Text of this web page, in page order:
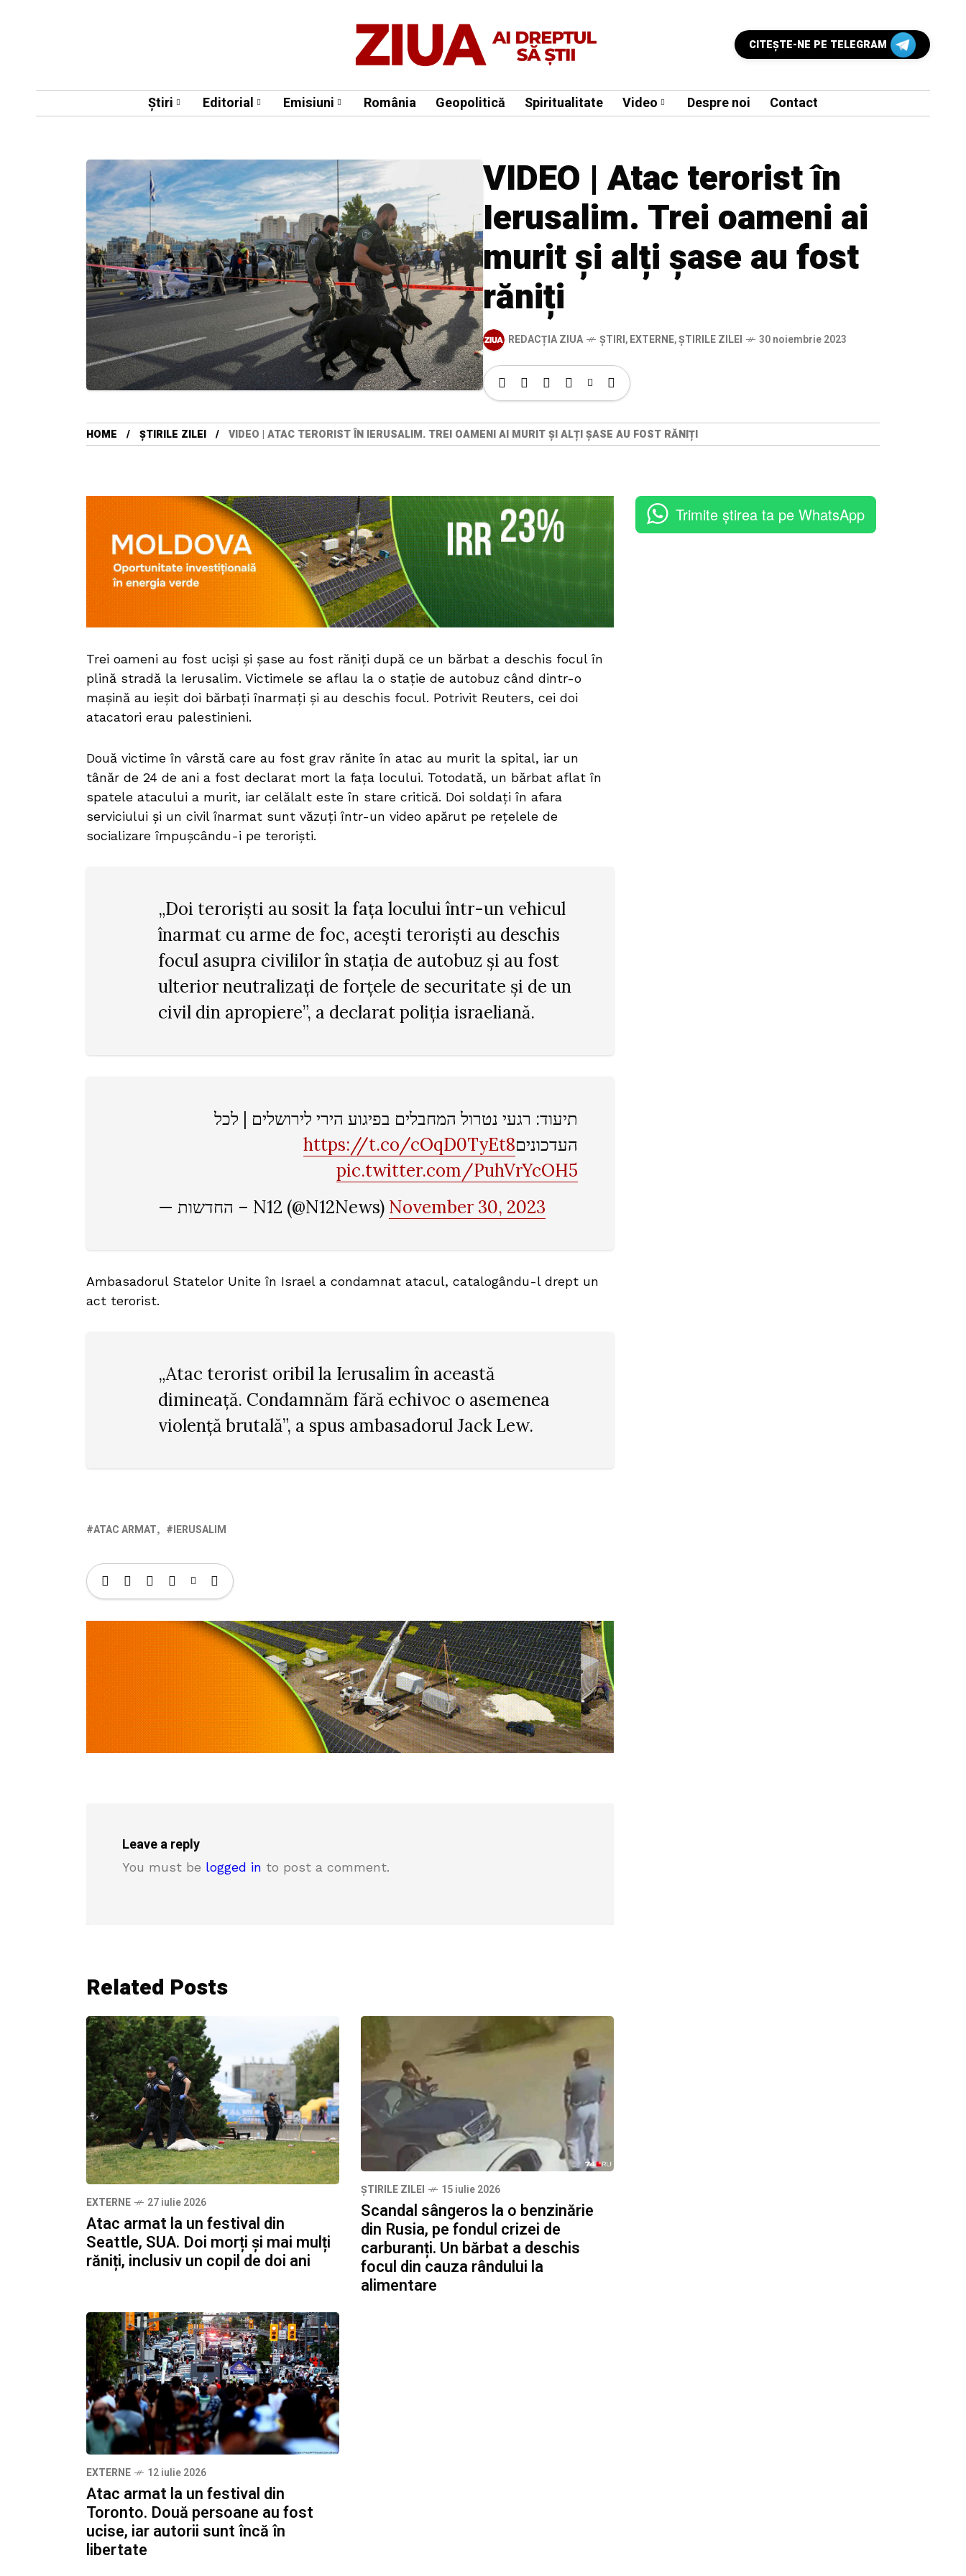
CITEŞTE-NE PE TELEGRAM
Știri Editorial Emisiuni România Geopolitică Spiritualitate Video Despre noi Contact
VIDEO | Atac terorist în
Ierusalim. Trei oameni ai
murit și alți șase au fost
răniți
REDACȚIA ZIUA ȘTIRI,EXTERNE,ȘTIRILE ZILEI 30 noiembrie 2023
HOME ȘTIRILE ZILEI VIDEO | ATAC TERORIST ÎN IERUSALIM. TREI OAMENI AI MURIT ȘI ALȚI ȘASE AU FOST RĂNIȚI
Trei oameni au fost uciși și șase au fost răniți după ce un bărbat a deschis focul în
plină stradă la Ierusalim. Victimele se aflau la o stație de autobuz când dintr-o
mașină au ieșit doi bărbați înarmați și au deschis focul. Potrivit Reuters, cei doi
atacatori erau palestinieni.
Două victime în vârstă care au fost grav rănite în atac au murit la spital, iar un
tânăr de 24 de ani a fost declarat mort la fața locului. Totodată, un bărbat aflat în
spatele atacului a murit, iar celălalt este în stare critică. Doi soldați în afara
serviciului și un civil înarmat sunt văzuți într-un video apărut pe rețelele de
socializare împușcându-i pe teroriști.
„Doi teroriști au sosit la fața locului într-un vehicul
înarmat cu arme de foc, acești teroriști au deschis
focul asupra civililor în stația de autobuz și au fost
ulterior neutralizați de forțele de securitate și de un
civil din apropiere”, a declarat poliția israeliană.
תיעוד: רגעי נטרול המחבלים בפיגוע הירי לירושלים | לכל
העדכוניםhttps://t.co/cOqD0TyEt8
pic.twitter.com/PuhVrYcOH5
— החדשות – N12 (@N12News) November 30, 2023
Ambasadorul Statelor Unite în Israel a condamnat atacul, catalogându-l drept un
act terorist.
„Atac terorist oribil la Ierusalim în această
dimineață. Condamnăm fără echivoc o asemenea
violență brutală”, a spus ambasadorul Jack Lew.
ATAC ARMAT IERUSALIM
Leave a reply
You must be logged in to post a comment.
Related Posts
EXTERNE 27 iulie 2026
Atac armat la un festival din
Seattle, SUA. Doi morți și mai mulți
răniți, inclusiv un copil de doi ani
ȘTIRILE ZILEI 15 iulie 2026
Scandal sângeros la o benzinărie
din Rusia, pe fondul crizei de
carburanți. Un bărbat a deschis
focul din cauza rândului la
alimentare
EXTERNE 12 iulie 2026
Atac armat la un festival din
Toronto. Două persoane au fost
ucise, iar autorii sunt încă în
libertate
Trimite știrea ta pe WhatsApp